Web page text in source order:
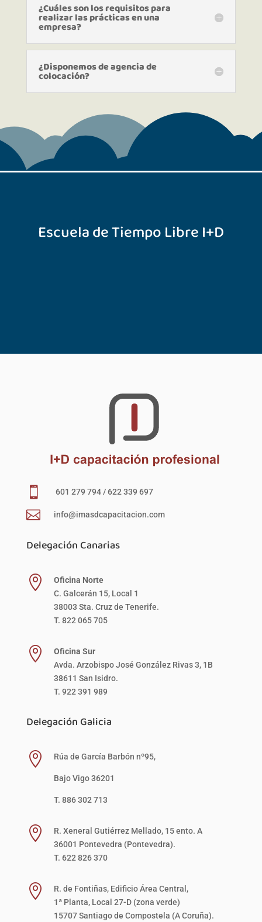
¿Cuáles son los requisitos para
realizar las prácticas en una
empresa?
¿Disponemos de agencia de
colocación?
Escuela de Tiempo Libre I+D
 601 279 794 / 622 339 697
 info@imasdcapacitacion.com
Delegación Canarias

Oficina Norte
C. Galcerán 15, Local 1
38003 Sta. Cruz de Tenerife.
T. 822 065 705

Oficina Sur
Avda. Arzobispo José González Rivas 3, 1B
38611 San Isidro.
T. 922 391 989
Delegación Galicia
 Rúa de García Barbón nº95,
Bajo Vigo 36201
T. 886 302 713

R. Xeneral Gutiérrez Mellado, 15 ento. A
36001 Pontevedra (Pontevedra).
T. 622 826 370

R. de Fontiñas, Edificio Área Central,
1ª Planta, Local 27-D (zona verde)
15707 Santiago de Compostela (A Coruña).